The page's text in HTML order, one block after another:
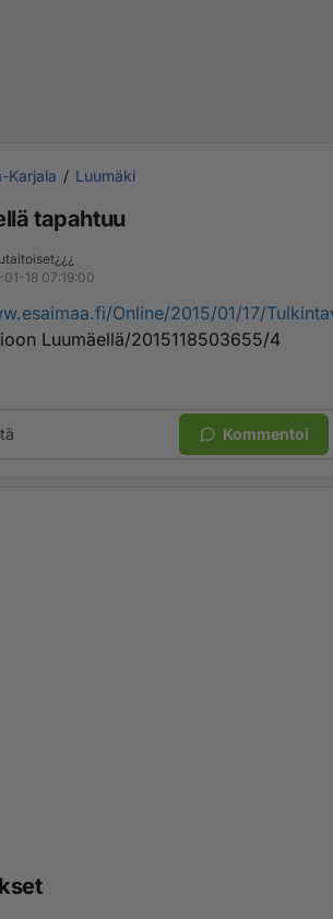
Karjala Luumäki
tapahtuu
01-18 07:19:00
Online/2015/01/17/
Luumäellä/2015118503655/4
Kommentoi